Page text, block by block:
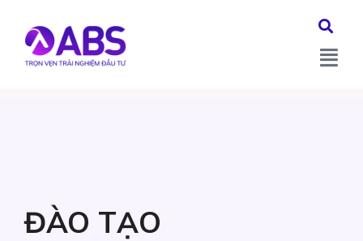
Phân tích chỉ số tài
chính
ĐÀO TẠO